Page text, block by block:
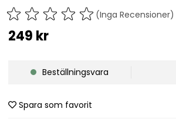
(Inga Recensioner)
249 kr
Beställningsvara
Spara som favorit